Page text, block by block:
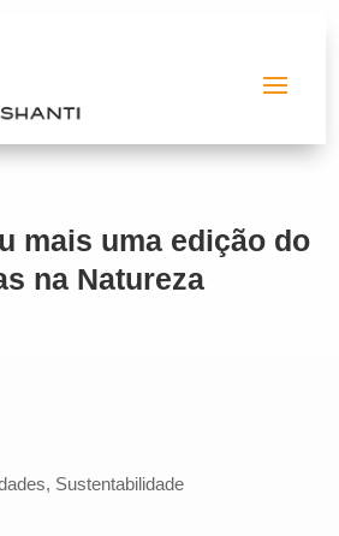
mais uma edição do
na Natureza
, Sustentabilidade